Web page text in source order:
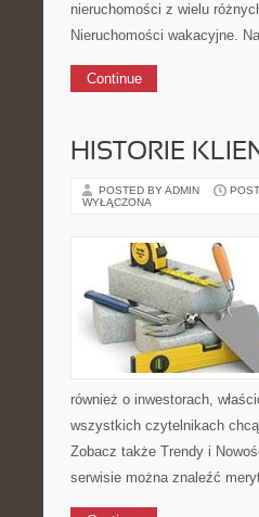
nieruchomości z wielu
Nieruchomości wakacyjne.
Continue
HISTORIE
POSTED BY ADMIN
WYŁĄCZONA
również o inwestorach,
wszystkich czytelnikach
Zobacz także Trendy i
serwisie można znaleźć